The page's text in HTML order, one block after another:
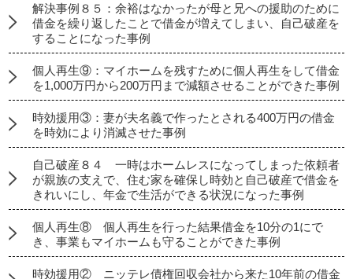
解決事例８５：余裕はなかったが母と兄への援助のために
借金を繰り返したことで借金が増えてしまい、自己破産を
することになった事例
個人再生⑨：マイホームを残すために個人再生をして借金
を1,000万円から200万円まで減額させることができた事例
時効援用③：妻が夫名義で作ったとされる400万円の借金
を時効により消滅させた事例
自己破産８４ 一時はホームレスになってしまった依頼者
が親族の支えで、住む家を確保し時効と自己破産で借金を
きれいにし、年金で生活ができる状況になった事例
個人再生⑧ 個人再生を行った結果借金を10分の1にで
き、事業もマイホームも守ることができた事例
時効援用② ニッテレ債権回収会社から来た10年前の借金